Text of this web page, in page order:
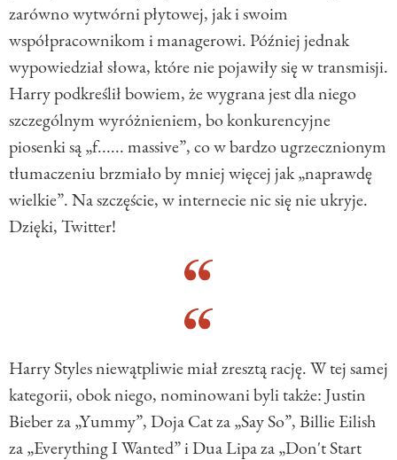
zarówno wytwórni płytowej, jak i swoim
współpracownikom i managerowi. Później jednak
wypowiedział słowa, które nie pojawiły się w transmisji.
Harry podkreślił bowiem, że wygrana jest dla niego
szczególnym wyróżnieniem, bo konkurencyjne
piosenki są „f...... massive”, co w bardzo ugrzecznionym
tłumaczeniu brzmiało by mniej więcej jak „naprawdę
wielkie”. Na szczęście, w internecie nic się nie ukryje.
Dzięki, Twitter!
Harry Styles niewątpliwie miał zresztą rację. W tej samej
kategorii, obok niego, nominowani byli także: Justin
Bieber za „Yummy”, Doja Cat za „Say So”, Billie Eilish
za „Everything I Wanted” i Dua Lipa za „Don't Start